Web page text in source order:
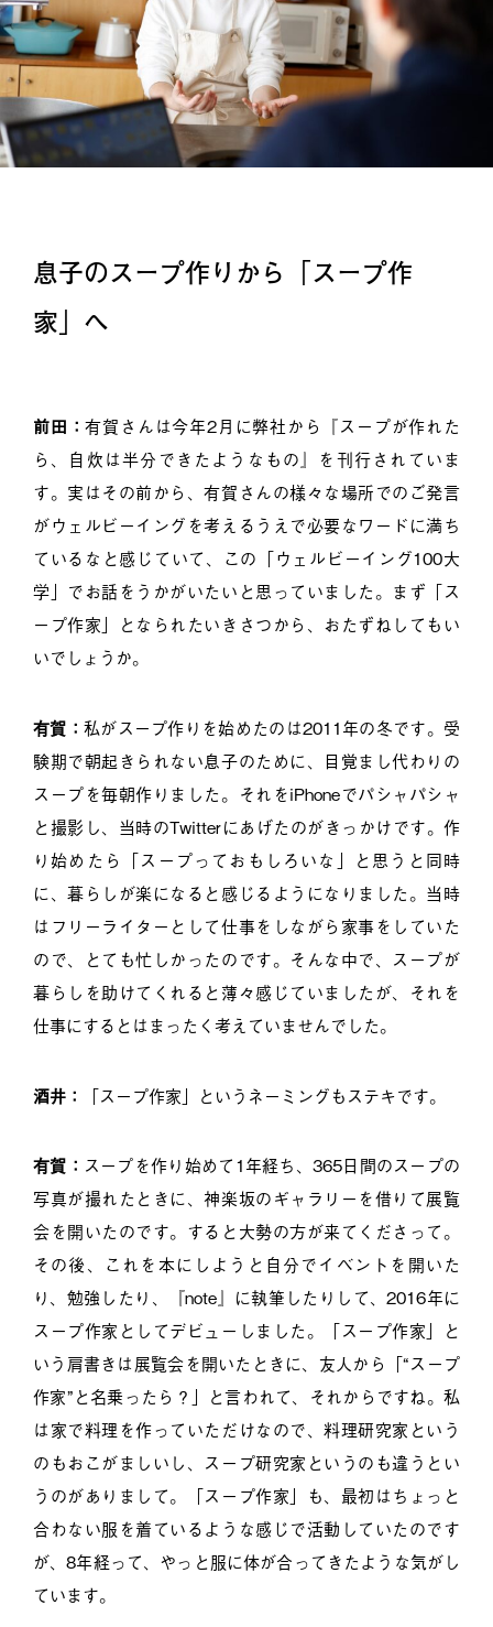
息子のスープ作りから「スープ作
家」へ
前田：有賀さんは今年2月に弊社から『スープが作れた
ら、自炊は半分できたようなもの』を刊行されていま
す。実はその前から、有賀さんの様々な場所でのご発言
がウェルビーイングを考えるうえで必要なワードに満ち
ているなと感じていて、この「ウェルビーイング100大
学」でお話をうかがいたいと思っていました。まず「ス
ープ作家」となられたいきさつから、おたずねしてもい
いでしょうか。
有賀： 私がスープ作りを始めたのは2011年の冬です。受
験期で朝起きられない息子のために、目覚まし代わりの
スープを毎朝作りました。それをiPhoneでパシャパシャ
と撮影し、当時のTwitterにあげたのがきっかけです。作
り始めたら「スープっておもしろいな」と思うと同時
に、暮らしが楽になると感じるようになりました。当時
はフリーライターとして仕事をしながら家事をしていた
ので、とても忙しかったのです。そんな中で、スープが
暮らしを助けてくれると薄々感じていましたが、それを
仕事にするとはまったく考えていませんでした。
酒井： 「スープ作家」というネーミングもステキです。
有賀： スープを作り始めて1年経ち、365日間のスープの
写真が撮れたときに、神楽坂のギャラリーを借りて展覧
会を開いたのです。すると大勢の方が来てくださって。
その後、これを本にしようと自分でイベントを開いた
り、勉強したり、『note』に執筆したりして、2016年に
スープ作家としてデビューしました。「スープ作家」と
いう肩書きは展覧会を開いたときに、友人から「“スープ
作家”と名乗ったら？」と言われて、それからですね。私
は家で料理を作っていただけなので、料理研究家という
のもおこがましいし、スープ研究家というのも違うとい
うのがありまして。「スープ作家」も、最初はちょっと
合わない服を着ているような感じで活動していたのです
が、8年経って、やっと服に体が合ってきたような気がし
ています。